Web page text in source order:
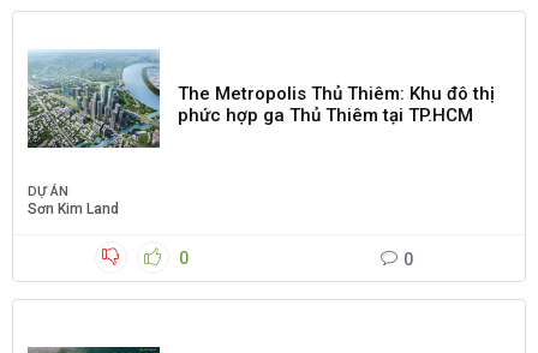
The Metropolis Thủ Thiêm: Khu đô thị
phức hợp ga Thủ Thiêm tại TP.HCM
DỰ ÁN
Sơn Kim Land
0 0